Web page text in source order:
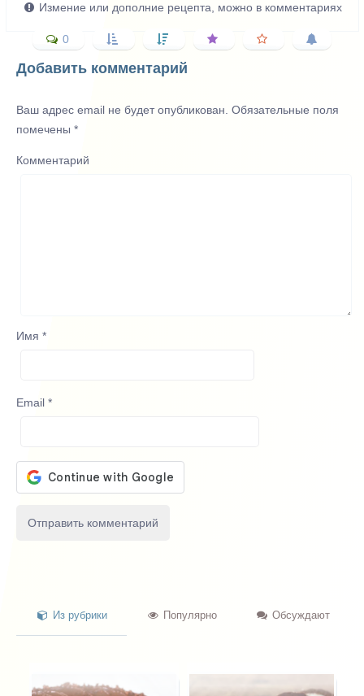
Измение или дополние рецепта, можно в комментариях
0
Добавить комментарий
Ваш адрес email не будет опубликован. Обязательные поля
помечены *
Комментарий
Имя *
Email *
Из рубрики Популярно Обсуждают